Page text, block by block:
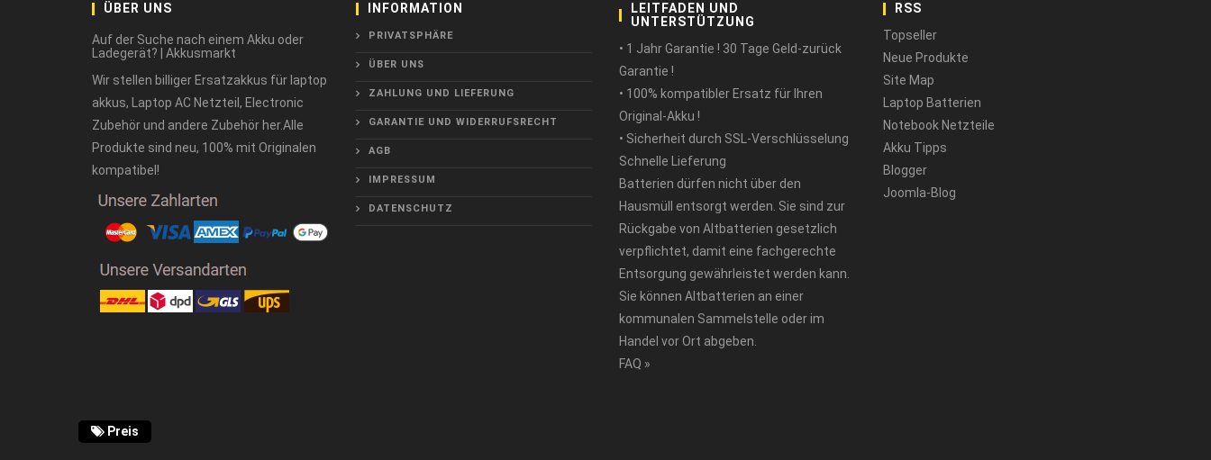
ÜBER UNS
Auf der Suche nach einem Akku oder
Ladegerät? | Akkusmarkt
Wir stellen billiger Ersatzakkus für laptop
akkus, Laptop AC Netzteil, Electronic
Zubehör und andere Zubehör her.Alle
Produkte sind neu, 100% mit Originalen
kompatibel!
INFORMATION
PRIVATSPHÄRE
ÜBER UNS
ZAHLUNG UND LIEFERUNG
GARANTIE UND WIDERRUFSRECHT
AGB
IMPRESSUM
DATENSCHUTZ
LEITFADEN UND
UNTERSTÜTZUNG
• 1 Jahr Garantie ! 30 Tage Geld-zurück
Garantie !
• 100% kompatibler Ersatz für Ihren
Original-Akku !
• Sicherheit durch SSL-Verschlüsselung
Schnelle Lieferung
Batterien dürfen nicht über den
Hausmüll entsorgt werden. Sie sind zur
Rückgabe von Altbatterien gesetzlich
verpflichtet, damit eine fachgerechte
Entsorgung gewährleistet werden kann.
Sie können Altbatterien an einer
kommunalen Sammelstelle oder im
Handel vor Ort abgeben.
FAQ »
RSS
Topseller
Neue Produkte
Site Map
Laptop Batterien
Notebook Netzteile
Akku Tipps
Blogger
Joomla-Blog
Preis